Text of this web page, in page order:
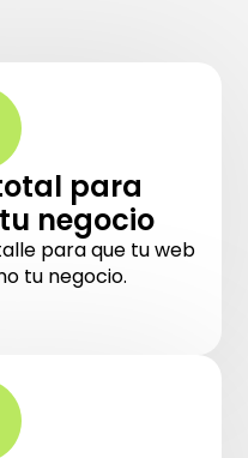
para
negocio
para que tu web
tu negocio.